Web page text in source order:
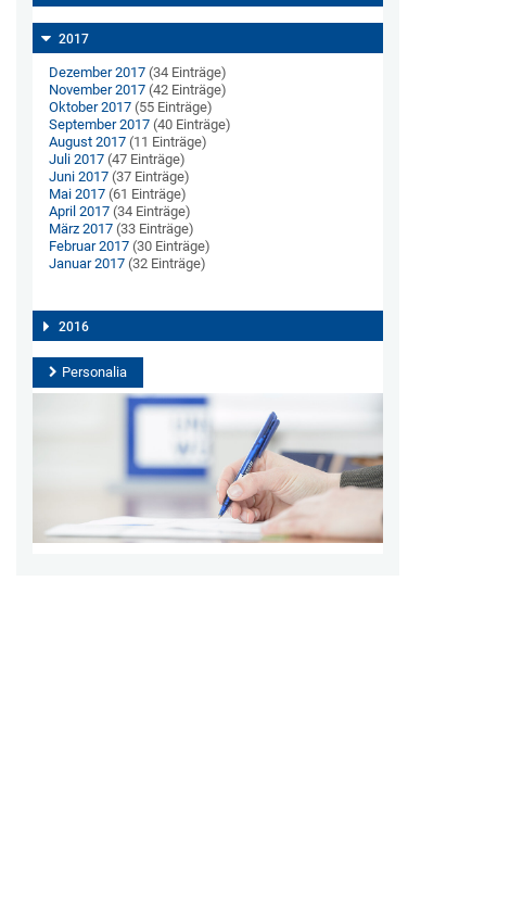
2017
Dezember 2017(34 Einträge)
November 2017(42 Einträge)
Oktober 2017(55 Einträge)
September 2017(40 Einträge)
August 2017(11 Einträge)
Juli 2017(47 Einträge)
Juni 2017(37 Einträge)
Mai 2017(61 Einträge)
April 2017(34 Einträge)
März 2017(33 Einträge)
Februar 2017(30 Einträge)
Januar 2017(32 Einträge)
2016
Personalia